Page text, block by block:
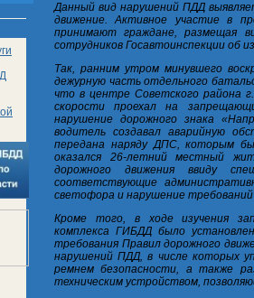
Данный вид нарушений ПДД
движение. Активное участие в
принимают граждане, размещая
сотрудников Госавтоинспекции об
Так, ранним утром минувшего
дежурную часть отдельного
что в центре Советского района
скорости проехал на
нарушение дорожного знака
водитель создавал аварийную
передана наряду ДПС, которым
оказался 26-летний местный
дорожного движения ввиду
соответствующие
светофора и нарушение требований
Кроме того, в ходе изучения
комплекса ГИБДД было
требования Правил дорожного
нарушений ПДД, в числе которых
ремнем безопасности, а также
техническим устройством,